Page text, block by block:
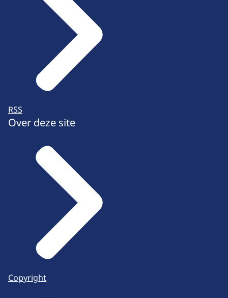
RSS
Over deze site
Copyright